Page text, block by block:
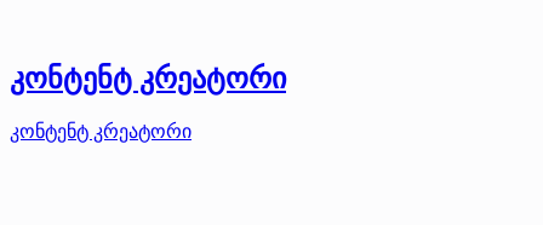
კონტენტ კრეატორი
კონტენტ კრეატორი